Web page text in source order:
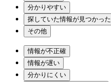
分かりやすい
探していた情報が見つかった
その他
情報が不正確
情報が遅い
分かりにくい